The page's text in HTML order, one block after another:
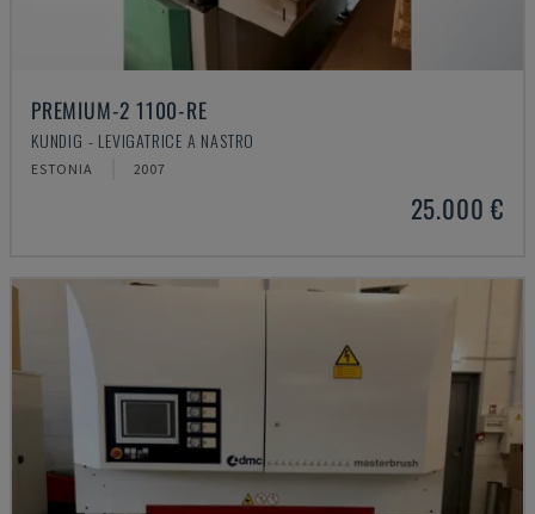
PREMIUM-2 1100-RE
KUNDIG - LEVIGATRICE A NASTRO
ESTONIA 2007
25.000 €